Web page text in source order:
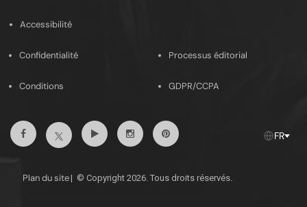
Accessibilité
Confidentialité Processus éditorial
Conditions GDPR/CCPA
Facebook
X YouTubeInstagramPinterest FR
Plan du site| © Copyright 2026. Tous droits réservés.